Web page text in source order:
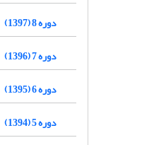
دوره 8 (1397)
دوره 7 (1396)
دوره 6 (1395)
دوره 5 (1394)